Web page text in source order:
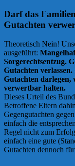
Darf das
Gutachten
Theoretisch Nein!
ausgeführt:
Sorgerechtsentzug.
Gutachten
Gutachten darlegen,
verwertbar halten.
Dieses Urteil des
Betroffene Eltern
Gegengutachten
einfach die
Regel nicht zum
einfach eine gute
Gutachten dennoch